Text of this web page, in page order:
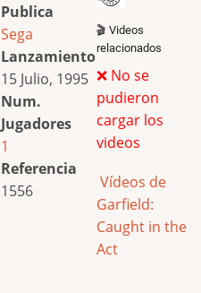
Publica
Sega
Lanzamiento
15 Julio, 1995
Num.
Jugadores
1
Referencia
1556
🎬 Videos
relacionados
❌ No se
pudieron
cargar los
videos
Vídeos de
Garfield:
Caught in the
Act